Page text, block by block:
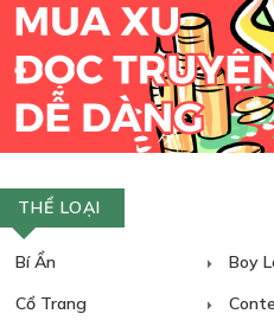
THỂ LOẠI
Bí Ẩn
Boy
Cổ Trang